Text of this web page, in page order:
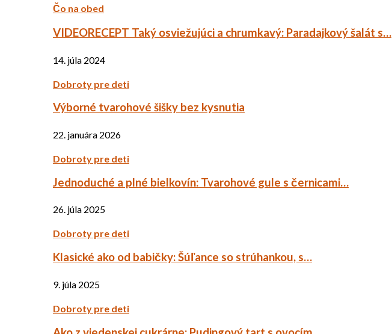
Čo na obed
VIDEORECEPT Taký osviežujúci a chrumkavý: Paradajkový šalát s…
14. júla 2024
Dobroty pre deti
Výborné tvarohové šišky bez kysnutia
22. januára 2026
Dobroty pre deti
Jednoduché a plné bielkovín: Tvarohové gule s černicami…
26. júla 2025
Dobroty pre deti
Klasické ako od babičky: Šúľance so strúhankou, s…
9. júla 2025
Dobroty pre deti